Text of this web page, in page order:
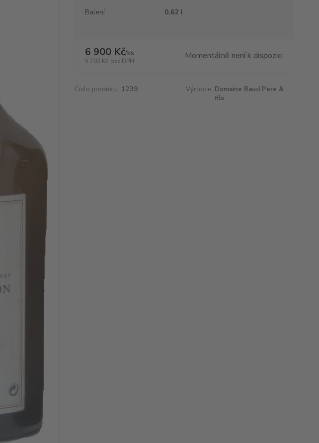
Balení 0.62 l
6 900 Kč/ks
5 702 Kč bez DPH Momentálně není k dispozici
Číslo produktu: 1239 Výrobce: Domaine Baud Père &
fils